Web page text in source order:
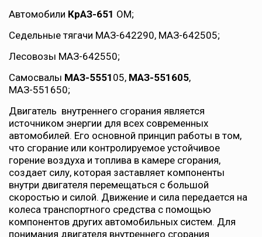
Автомобили КрАЗ-651 ОМ;
Седельные тягачи МАЗ-642290, МАЗ-642505;
Лесовозы МАЗ-642550;
Самосвалы МАЗ-5551 05, МАЗ-551605,
МАЗ-551650;
Двигатель внутреннего сгорания является
источником энергии для всех современных
автомобилей. Его основной принцип работы в том,
что сгорание или контролируемое устойчивое
горение воздуха и топлива в камере сгорания,
создает силу, которая заставляет компоненты
внутри двигателя перемещаться с большой
скоростью и силой. Движение и сила передается на
колеса транспортного средства с помощью
компонентов других автомобильных систем. Для
понимания двигателя внутреннего сгорания